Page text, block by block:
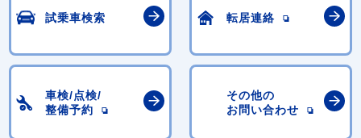
試乗車検索 転居連絡
車検/点検/
整備予約
その他の
お問い合わせ